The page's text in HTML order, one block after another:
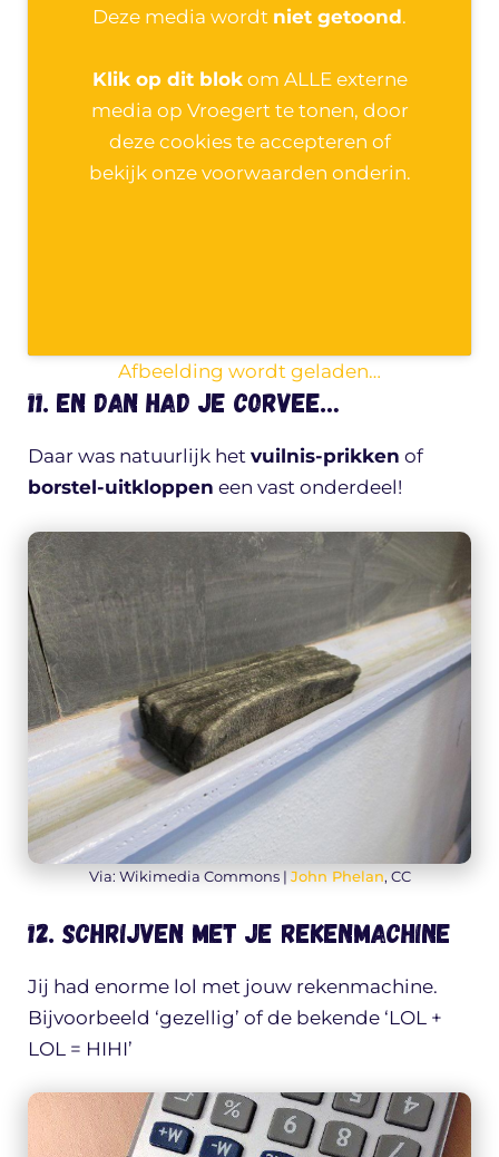
Deze media wordt niet getoond.
Klik op dit blokom ALLE externe
media op Vroegert te tonen, door
deze cookies te accepteren of
bekijk onze voorwaarden onderin.
Afbeelding wordt geladen…
11. En dan had je corvee…
Daar was natuurlijk het vuilnis-prikken of
borstel-uitkloppen een vast onderdeel!
Via: Wikimedia Commons | John Phelan, CC
12. Schrijven met je rekenmachine
Jij had enorme lol met jouw rekenmachine.
Bijvoorbeeld ‘gezellig’ of de bekende ‘LOL +
LOL = HIHI’